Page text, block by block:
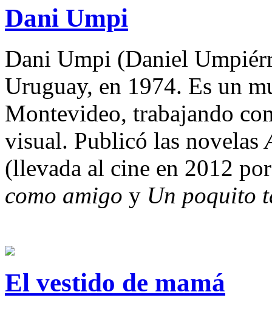
Dani Umpi
Dani Umpi (Daniel
Uruguay, en 1974. Es un
Montevideo, trabajando
visual. Publicó las novelas
(llevada al cine en 2012
como amigo y Un poquito
El vestido de mamá